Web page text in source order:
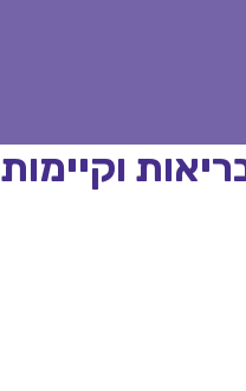
וקיימות